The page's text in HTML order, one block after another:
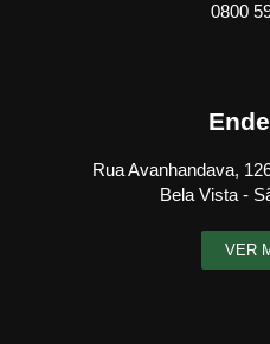
0800
Rua Avanhandava,
Bela Vista -
VER